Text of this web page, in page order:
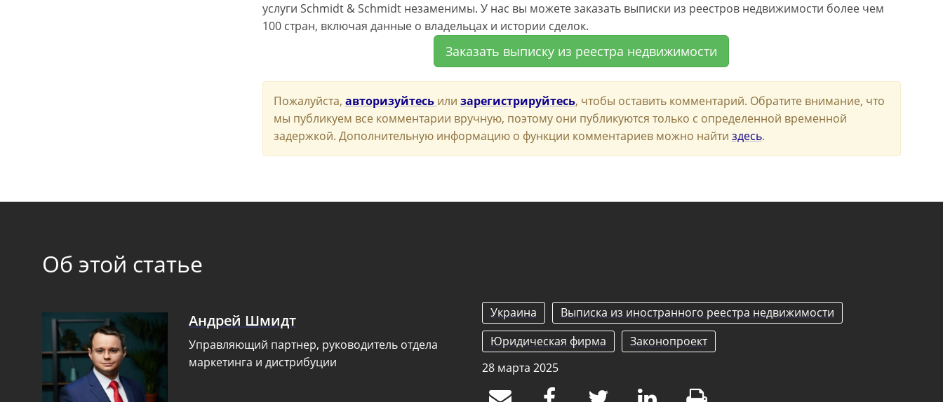
услуги Schmidt & Schmidt незаменимы. У нас вы можете заказать выписки из реестров недвижимости более чем
100 стран, включая данные о владельцах и истории сделок.
Заказать выписку из реестра недвижимости
Пожалуйста, авторизуйтесь или зарегистрируйтесь, чтобы оставить комментарий. Обратите внимание, что
мы публикуем все комментарии вручную, поэтому они публикуются только с определенной временной
задержкой. Дополнительную информацию о функции комментариев можно найти здесь.
Об этой статье
Андрей Шмидт
Управляющий партнер, руководитель отдела
маркетинга и дистрибуции
Украина
Выписка из иностранного реестра недвижимости
Юридическая фирма
Законопроект
28 марта 2025